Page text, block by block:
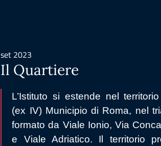
set 2023
Il Quartiere
L’Istituto si estende nel
(ex IV) Municipio di Roma, nel
formato da Viale Ionio, Via Conca
e Viale Adriatico. Il territorio